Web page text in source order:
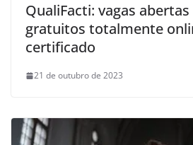
QualiFacti: vagas
gratuitos totalmente
certificado
21 de outubro de 2023